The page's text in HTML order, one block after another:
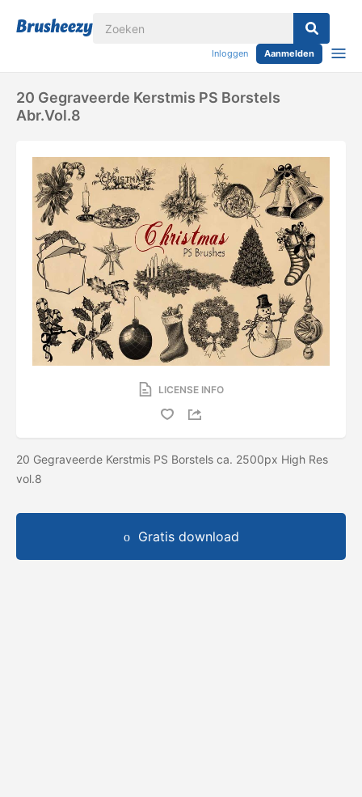
Inloggen Aanmelden
20 Gegraveerde Kerstmis PS Borstels
Abr.vol.8
LICENSE INFO
20 Gegraveerde Kerstmis PS Borstels ca. 2500px High Res
vol.8
Gratis download